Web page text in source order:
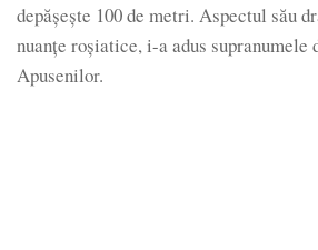
depășește 100 de metri. Aspectul său
nuanțe roșiatice, i-a adus supranumele
Apusenilor.